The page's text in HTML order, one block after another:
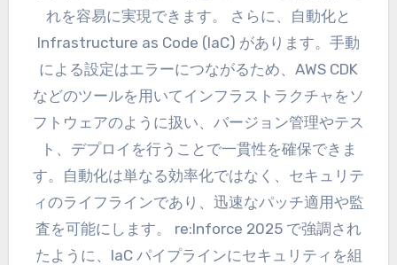
れを容易に実現できます。 さらに、自動化と
Infrastructure as Code (IaC) があります。手動
による設定はエラーにつながるため、AWS CDK
などのツールを用いてインフラストラクチャをソ
フトウェアのように扱い、バージョン管理やテス
ト、デプロイを行うことで一貫性を確保できま
す。自動化は単なる効率化ではなく、セキュリテ
ィのライフラインであり、迅速なパッチ適用や監
査を可能にします。 re:Inforce 2025 で強調され
たように、IaC パイプラインにセキュリティを組